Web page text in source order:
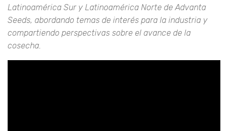
Latinoamérica Sur y Latinoamérica Norte de Advanta
Seeds, abordando temas de interés para la industria y
compartiendo perspectivas sobre el avance de la
cosecha.